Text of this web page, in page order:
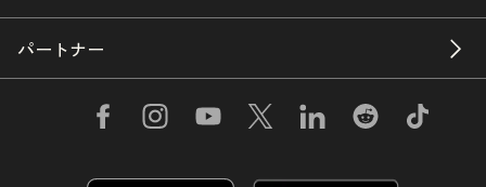
パートナー